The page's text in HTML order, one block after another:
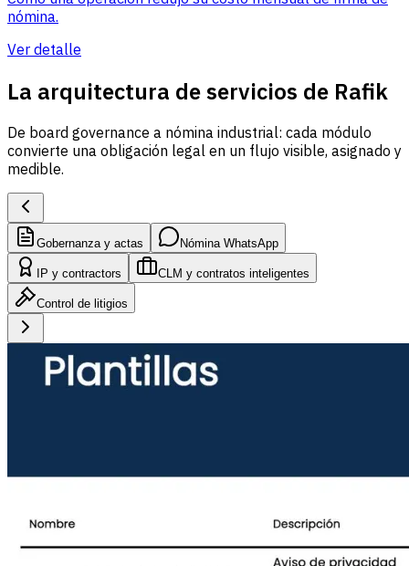
nómina.
Ver detalle
La arquitectura de servicios de Rafik
De board governance a nómina industrial: cada módulo
convierte una obligación legal en un flujo visible, asignado y
medible.
Gobernanza y actas Nómina WhatsApp
IP y contractors CLM y contratos inteligentes
Control de litigios